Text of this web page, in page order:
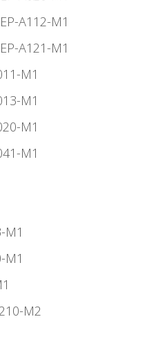
A112-M1
A121-M1
M1
M1
M1
M1
M1
M1
M2